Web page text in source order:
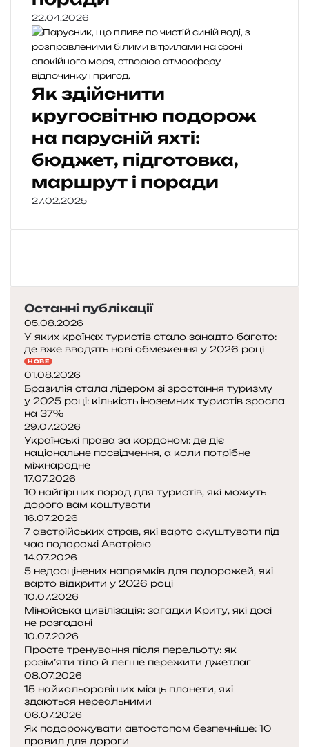
22.04.2026
Як здійснити
кругосвітню подорож
на парусній яхті:
бюджет, підготовка,
маршрут і поради
27.02.2025
Останні публікації
05.08.2026
У яких країнах туристів стало занадто багато:
де вже вводять нові обмеження у 2026 році
НОВЕ
01.08.2026
Бразилія стала лідером зі зростання туризму
у 2025 році: кількість іноземних туристів зросла
на 37%
29.07.2026
Українські права за кордоном: де діє
національне посвідчення, а коли потрібне
міжнародне
17.07.2026
10 найгірших порад для туристів, які можуть
дорого вам коштувати
16.07.2026
7 австрійських страв, які варто скуштувати під
час подорожі Австрією
14.07.2026
5 недооцінених напрямків для подорожей, які
варто відкрити у 2026 році
10.07.2026
Мінойська цивілізація: загадки Криту, які досі
не розгадані
10.07.2026
Просте тренування після перельоту: як
розім’яти тіло й легше пережити джетлаг
08.07.2026
15 найкольоровіших місць планети, які
здаються нереальними
06.07.2026
Як подорожувати автостопом безпечніше: 10
правил для дороги